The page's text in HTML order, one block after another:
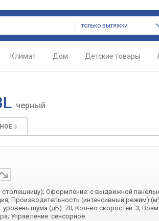
только вытяжки
Климат Дом Детские товары
черный
3
столешницу); Оформление: с выдвижной
Производительность (интенсивный режим)
шума (дБ): 70; Кол-во скоростей: 3;
Управление: сенсорное